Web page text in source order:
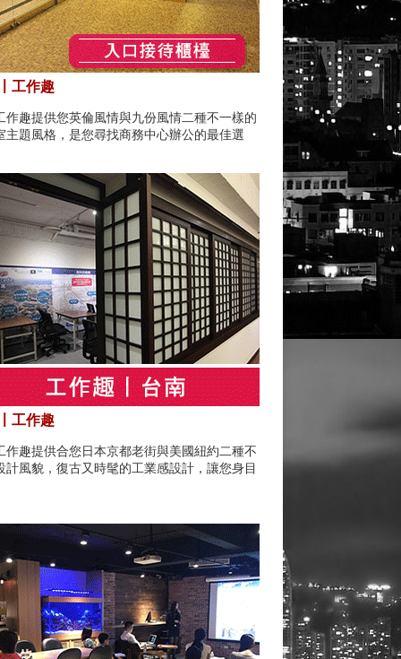
工作趣
作趣提供您英倫風情與九份風情二種不一樣的
主題風格，是您尋找商務中心辦公的最佳選
工作趣
作趣提供合您日本京都老街與美國紐約二種不
計風貌，復古又時髦的工業感設計，讓您身目